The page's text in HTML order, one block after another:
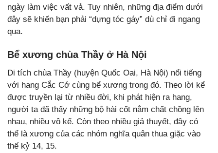
ngày làm việc vất vả. Tuy nhiên, những địa điểm dưới
đây sẽ khiến bạn phải “dựng tóc gáy” dù chỉ đi ngang
qua.
Bể xương chùa Thầy ở Hà Nội
Di tích chùa Thầy (huyện Quốc Oai, Hà Nội) nổi tiếng
với hang Cắc Cớ cùng bể xương trong đó. Theo lời kể
được truyền lại từ nhiều đời, khi phát hiện ra hang,
người ta đã thấy những bộ hài cốt nằm chất chồng lên
nhau, nhiều vô kể. Còn theo nhiều giả thuyết, đây có
thể là xương của các nhóm nghĩa quân thua giặc vào
thế kỷ 14, 15.